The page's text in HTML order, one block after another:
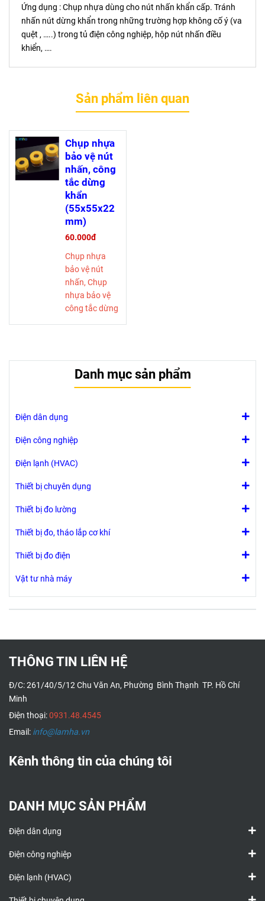
Ứng dụng : Chụp nhựa dùng cho nút nhấn khẩn cấp. Tránh
nhấn nút dừng khẩn trong những trường hợp không cố ý (va
quệt , …..) trong tủ điện công nghiệp, hộp nút nhấn điều
khiển, ….
Sản phẩm liên quan
Chụp nhựa
bảo vệ nút
nhấn, công
tắc dừng
khẩn
(55x55x22
mm)
60.000đ
Chụp nhựa
bảo vệ nút
nhấn, Chụp
nhựa bảo vệ
công tắc dừng
khẩn cấp
Kích thước lỗ:
phi 22
Màu sắc: vàng
Danh mục sản phẩm
Điện dân dụng
Điện công nghiệp
Điện lạnh (HVAC)
Thiết bị chuyên dụng
Thiết bị đo lường
Thiết bị đo, tháo lắp cơ khí
Thiết bị đo điện
Vật tư nhà máy
THÔNG TIN LIÊN HỆ
Đ/C: 261/40/5/12 Chu Văn An, Phường Bình Thạnh TP. Hồ Chí
Minh
Điện thoại:0931.48.4545
Email: info@lamha.vn
Kênh thông tin của chúng tôi
DANH MỤC SẢN PHẨM
Điện dân dụng
Điện công nghiệp
Điện lạnh (HVAC)